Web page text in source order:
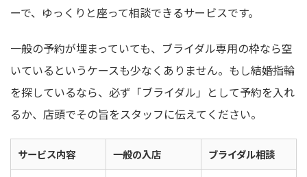
ーで、ゆっくりと座って相談できるサービスです。
一般の予約が埋まっていても、ブライダル専用の枠なら空
いているというケースも少なくありません。もし結婚指輪
を探しているなら、必ず「ブライダル」として予約を入れ
るか、店頭でその旨をスタッフに伝えてください。
サービス内容 一般の入店 ブライダル相談